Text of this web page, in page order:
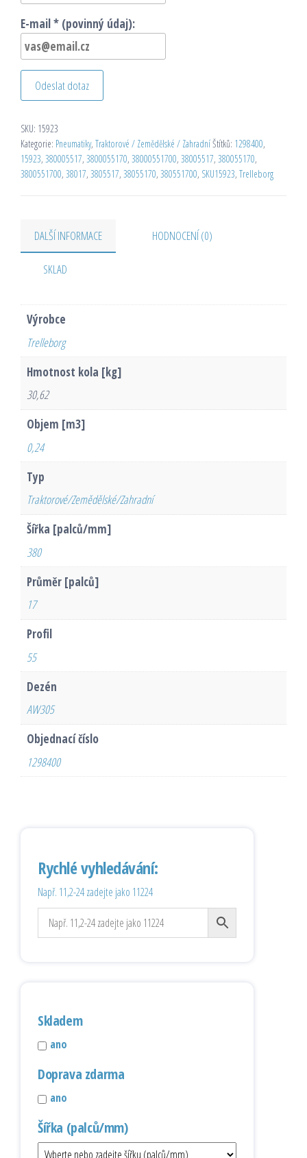
E-mail * (povinný údaj):
Odeslat dotaz
SKU: 15923
Kategorie: Pneumatiky, Traktorové / Zemědělské / ZahradníŠtítků: 1298400,
15923, 380005517, 3800055170, 38000551700, 38005517, 380055170,
3800551700, 38017, 3805517, 38055170, 380551700, SKU15923, Trelleborg
DALŠÍ INFORMACE HODNOCENÍ (0)
SKLAD
Výrobce
Trelleborg
Hmotnost kola [kg]
30,62
Objem [m3]
0,24
Typ
Traktorové/Zemědělské/Zahradní
Šířka [palců/mm]
380
Průměr [palců]
17
Profil
55
Dezén
AW305
Objednací číslo
1298400
Rychlé vyhledávání:
Např. 11,2-24 zadejte jako 11224
Skladem
ano
Doprava zdarma
ano
Šířka (palců/mm)